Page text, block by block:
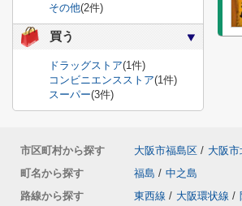
その他(2件)
買う
ドラッグストア(1件)
コンビニエンスストア(1件)
スーパー(3件)
市区町村から探す 大阪市福島区 / 大阪
町名から探す
福島 / 中之島
路線から探す
東西線 / 大阪環状線 /